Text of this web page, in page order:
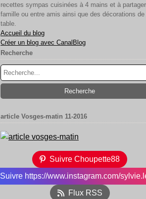
recettes sympas cuisinées à 4 mains et à
famille ou entre amis ainsi que des décorations de
table.
Accueil du blog
Créer un blog avec CanalBlog
Recherche
article Vosges-matin 11-2016
Suivre Choupette88
Suivre https://www.instagram.com/
Flux RSS